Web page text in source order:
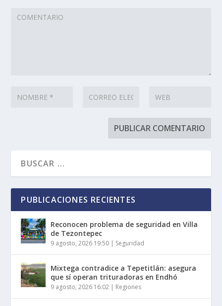
PUBLICACIONES RECIENTES
Reconocen problema de seguridad en Villa
de Tezontepec
9 agosto, 2026 19:50 | Seguridad
Mixtega contradice a Tepetitlán: asegura
que sí operan trituradoras en Endhó
9 agosto, 2026 16:02 | Regiones